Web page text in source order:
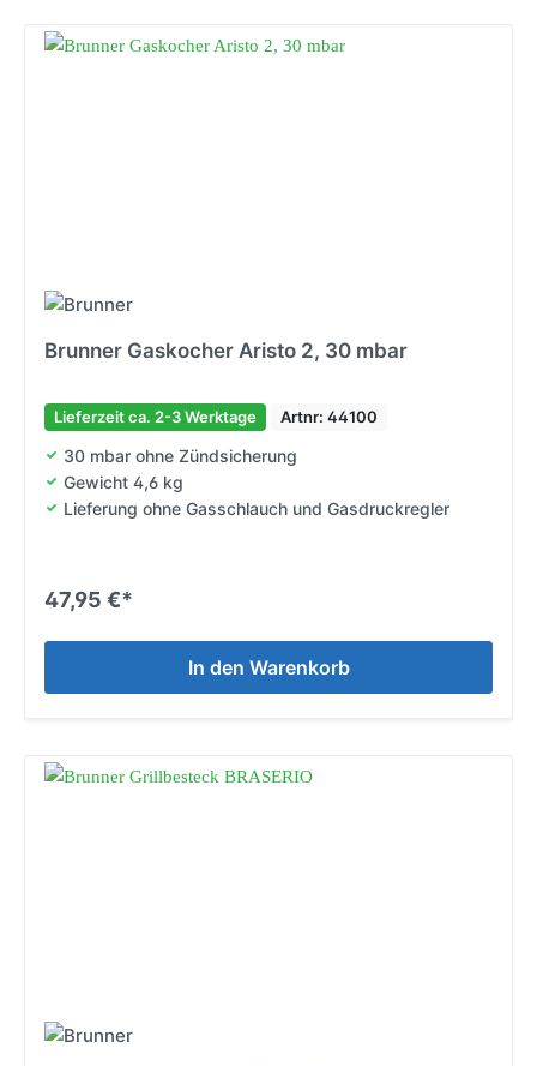
Brunner Gaskocher Aristo 2, 30 mbar
Lieferzeit ca. 2-3 Werktage Artnr: 44100
30 mbar ohne Zündsicherung
Gewicht 4,6 kg
Lieferung ohne Gasschlauch und Gasdruckregler
47,95 €*
In den Warenkorb